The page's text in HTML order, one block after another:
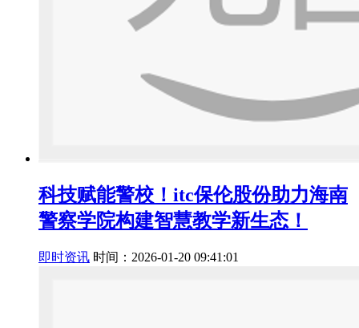
科技赋能警校！itc保伦股份助力海南
警察学院构建智慧教学新生态！
即时资讯 时间：2026-01-20 09:41:01